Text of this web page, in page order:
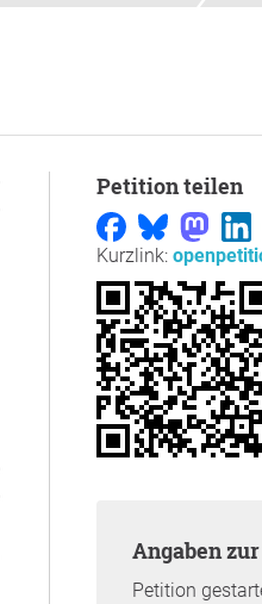
Petition teilen
Kurzlink:
Angaben
Petition